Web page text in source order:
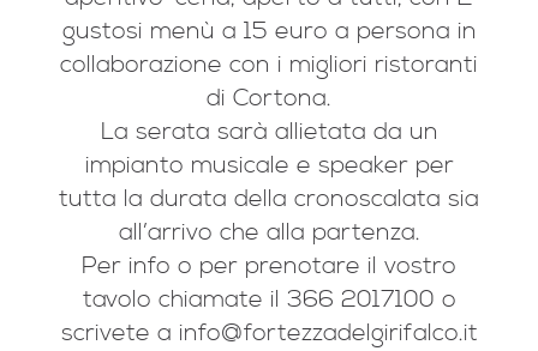
gustosi menù a 15 euro a persona in
collaborazione con i migliori ristoranti
di Cortona.
La serata sarà allietata da un
impianto musicale e speaker per
tutta la durata della cronoscalata sia
all’arrivo che alla partenza.
Per info o per prenotare il vostro
tavolo chiamate il 366 2017100 o
scrivete a info@fortezzadelgirifalco.it